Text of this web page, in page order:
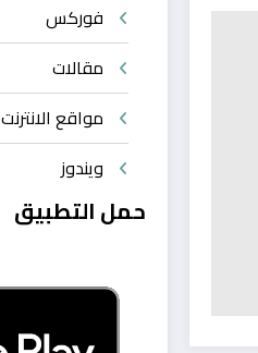
فوركس
مقالات
مواقع الانترنت
ويندوز
حمل التطبيق